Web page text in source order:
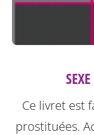
Ce livret est
prostituées.